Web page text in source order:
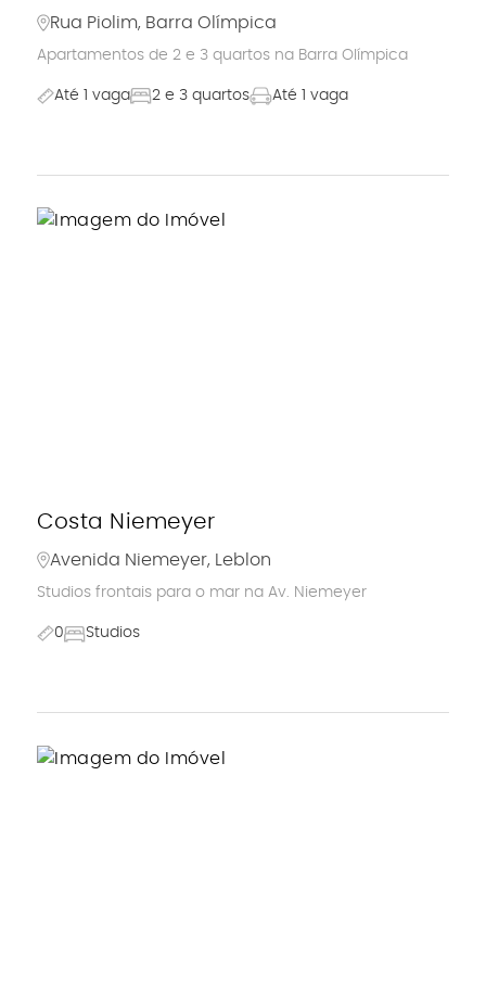
Rua Piolim, Barra Olímpica
Apartamentos de 2 e 3 quartos na Barra Olímpica
Até 1 vaga 2 e 3 quartos Até 1 vaga
Costa Niemeyer
Avenida Niemeyer, Leblon
Studios frontais para o mar na Av. Niemeyer
0 Studios